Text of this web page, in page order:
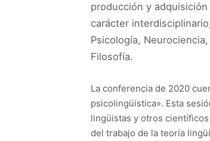
producción y
carácter
Psicología,
Filosofía.
La conferencia de 2020
psicolingüística». Esta
lingüistas y otros
del trabajo de la teoría